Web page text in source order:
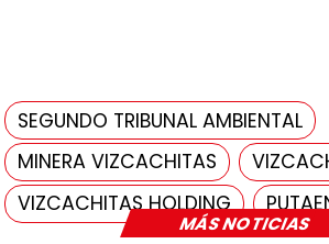
MÁS NOTICIAS
SEGUNDO TRIBUNAL AMBIENTAL
MINERA VIZCACHITAS
VIZCACHITAS HOLDING